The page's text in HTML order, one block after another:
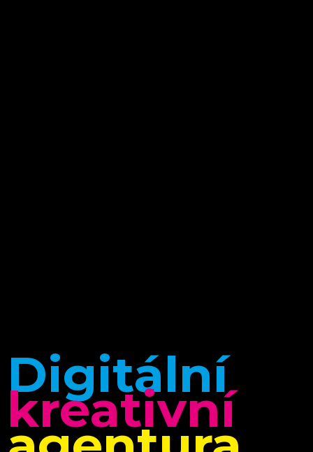
Digitální
kreativní